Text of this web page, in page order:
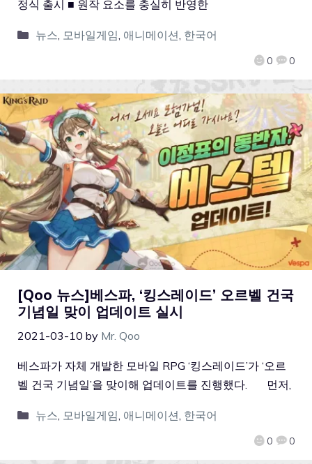
0 0
정식 출시 ■ 원작 요소를 충실히 반영한
뉴스, 모바일게임, 애니메이션, 한국어
[Qoo 뉴스]베스파, ‘킹스레이드’ 오르벨 건국
기념일 맞이 업데이트 실시
2021-03-10 by Mr. Qoo
0 0
베스파가 자체 개발한 모바일 RPG ‘킹스레이드’가 ‘오르
벨 건국 기념일’을 맞이해 업데이트를 진행했다. 먼저,
뉴스, 모바일게임, 애니메이션, 한국어